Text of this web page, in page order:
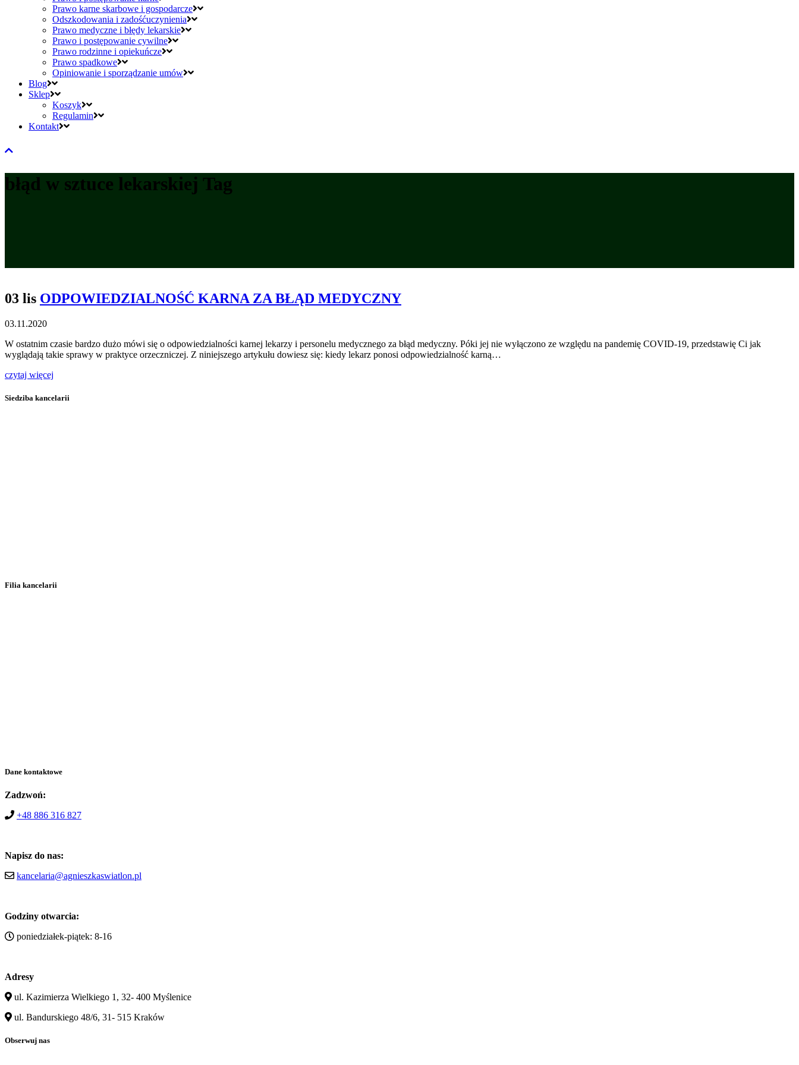
Prawo karne skarbowe i gospodarcze
Odszkodowania i zadośćuczynienia
Prawo medyczne i błędy lekarskie
Prawo i postępowanie cywilne
Prawo rodzinne i opiekuńcze
Prawo spadkowe
Opiniowanie i sporządzanie umów
Blog
Sklep
Koszyk
Regulamin
Kontakt
błąd w sztuce lekarskiej Tag
03 lis ODPOWIEDZIALNOŚĆ KARNA ZA BŁĄD MEDYCZNY
03.11.2020
W ostatnim czasie bardzo dużo mówi się o odpowiedzialności karnej lekarzy i personelu medycznego za błąd medyczny. Póki jej nie wyłączono ze względu na pandemię COVID-19, przedstawię Ci jak
wyglądają takie sprawy w praktyce orzeczniczej. Z niniejszego artykułu dowiesz się: kiedy lekarz ponosi odpowiedzialność karną…
czytaj więcej
Siedziba kancelarii
Filia kancelarii
Dane kontaktowe
Zadzwoń:
+48 886 316 827
Napisz do nas:
kancelaria@agnieszkaswiatlon.pl
Godziny otwarcia:
poniedziałek-piątek: 8-16
Adresy
ul. Kazimierza Wielkiego 1, 32- 400 Myślenice
ul. Bandurskiego 48/6, 31- 515 Kraków
Obserwuj nas